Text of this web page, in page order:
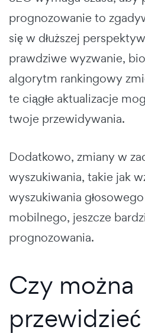
prognozowanie to
się w dłuższej
prawdziwe wyzwanie,
algorytm rankingowy
te ciągłe aktualizacje
twoje przewidywania.
Dodatkowo, zmiany w
wyszukiwania, takie jak
wyszukiwania
mobilnego, jeszcze
prognozowania.
Czy można